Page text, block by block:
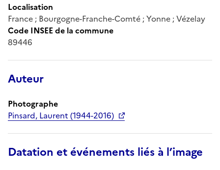
Localisation
France ; Bourgogne-Franche-Comté ; Yonne ; Vézelay
Code INSEE de la commune
89446
Auteur
Photographe
Pinsard, Laurent (1944-2016)
Datation et événements liés à l’image